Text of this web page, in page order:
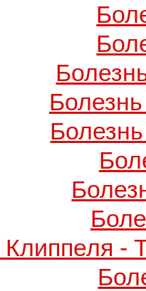
Клиппеля -